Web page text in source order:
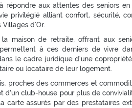
répondre aux attentes des seniors
privilégié alliant confort, sécurité,
d'Or.
la maison de retraite, offrant aux
à ces derniers de vivre
le cadre juridique d’une
ou locataire de leur logement.
proches des commerces et
d’un club-house pour plus de
carte assurés par des prestataires